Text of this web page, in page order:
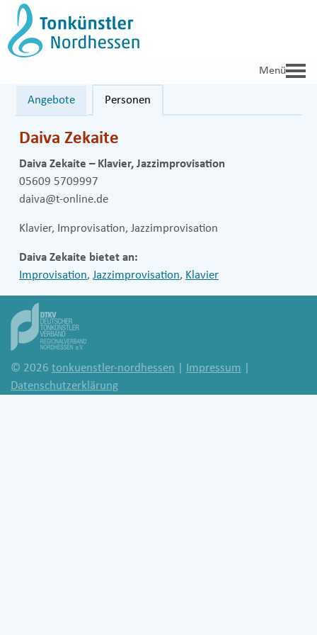
Zum
Inhalt
springen
Angebote Personen
Daiva Zekaite
Daiva Zekaite – Klavier, Jazzimprovisation
05609 5709997
daiva@t-online.de
Klavier, Improvisation, Jazzimprovisation
Daiva Zekaite bietet an:
Improvisation, Jazzimprovisation, Klavier
© 2026 tonkuenstler-nordhessen Impressum
Datenschutzerklärung